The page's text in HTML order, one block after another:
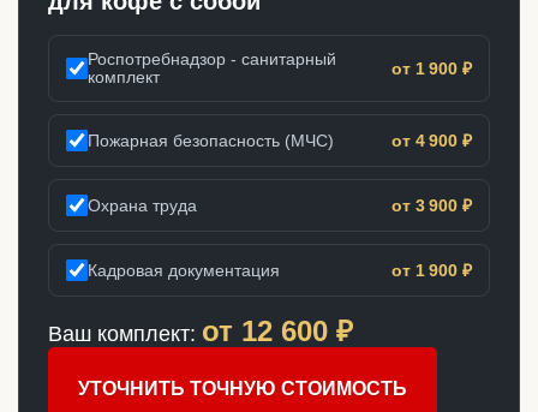
Роспотребнадзор - санитарный
комплект
от 1 900 ₽
Пожарная безопасность (МЧС) от 4 900 ₽
Охрана труда от 3 900 ₽
Кадровая документация от 1 900 ₽
Ваш комплект: от 12 600 ₽
УТОЧНИТЬ ТОЧНУЮ СТОИМОСТЬ